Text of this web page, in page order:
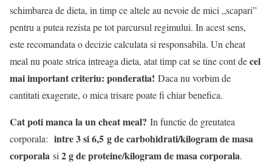
schimbarea de dieta, in timp ce altele au nevoie de mici „scapari”
pentru a putea rezista pe tot parcursul regimului. In acest sens,
este recomandata o decizie calculata si responsabila. Un cheat
meal nu poate strica intreaga dieta, atat timp cat se tine cont decel
mai important criteriu: ponderatia! Daca nu vorbim de
cantitati exagerate, o mica trisare poate fi chiar benefica.
Cat poti manca la un cheat meal? In functie de greutatea
corporala: intre 3 si 6,5 g de carbohidrati/kilogram de masa
corporala si 2 g de proteine/kilogram de masa corporala.